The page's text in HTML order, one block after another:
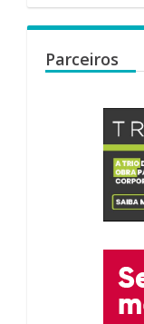
Parceiros